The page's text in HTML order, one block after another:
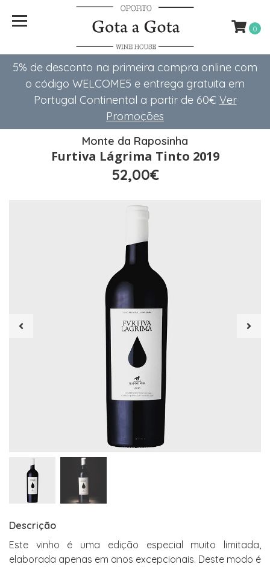
5% de desconto na primeira compra online com
o código WELCOME5 e entrega gratuita em
Portugal Continental a partir de 60€ Ver
Promoções
0
Monte da Raposinha
Furtiva Lágrima Tinto 2019
52,00€
Descrição
Este vinho é uma edição especial muito limitada,
elaborada apenas em anos excepcionais. Deste modo é